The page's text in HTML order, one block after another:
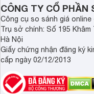
CÔNG TY CỔ PHẦN
Công cụ so sánh giá online
Trụ sở chính: Số 195
Hà Nội
Giấy chứng nhận đăng ký
cấp ngày 02/12/2013